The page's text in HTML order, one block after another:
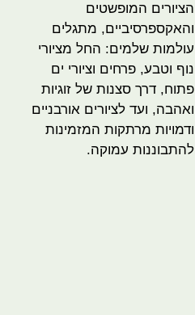
הציורים המופשטים
והאקספרסיביים, מתגלים
עולמות שלמים: החל מציורי
נוף וטבע, פרחים וציורי ים
פתוח, דרך סצנות של זוגיות
ואהבה, ועד לציורים אורבניים
ודמויות מרתקות המזמינות
להתבוננות עמוקה.